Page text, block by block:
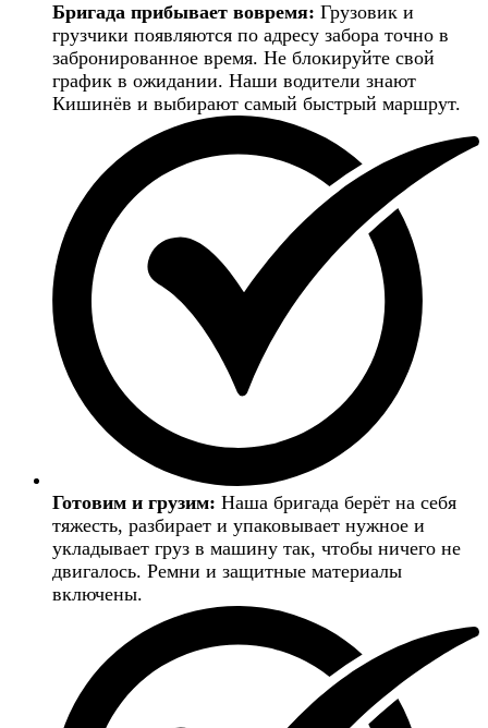
Бригада прибывает вовремя: Грузовик и
грузчики появляются по адресу забора точно в
забронированное время. Не блокируйте свой
график в ожидании. Наши водители знают
Кишинёв и выбирают самый быстрый маршрут.
Готовим и грузим: Наша бригада берёт на себя
тяжесть, разбирает и упаковывает нужное и
укладывает груз в машину так, чтобы ничего не
двигалось. Ремни и защитные материалы
включены.